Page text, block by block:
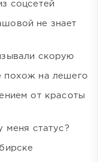
соцсетей
не знает
скорую
похож на лешего
от красоты
меня статус?